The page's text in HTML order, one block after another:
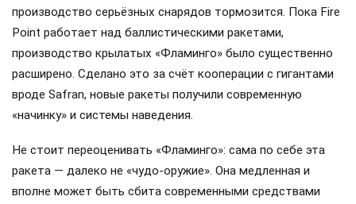
производство серьёзных снарядов тормозится. Пока Fire
Point работает над баллистическими ракетами,
производство крылатых «Фламинго» было существенно
расширено. Сделано это за счёт кооперации с гигантами
вроде Safran, новые ракеты получили современную
«начинку» и системы наведения.
Не стоит переоценивать «Фламинго»: сама по себе эта
ракета — далеко не «чудо-оружие». Она медленная и
вполне может быть сбита современными средствами